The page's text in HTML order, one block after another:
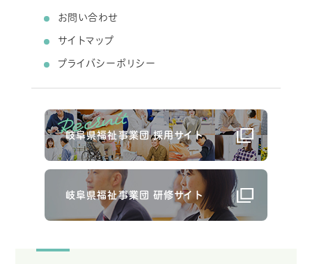
お問い合わせ
サイトマップ
プライバシーポリシー
岐阜県福祉事業団 採用サイト
岐阜県福祉事業団 研修サイト